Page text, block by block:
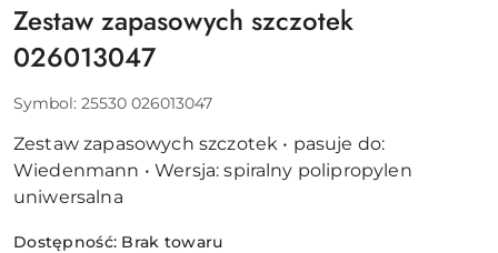
Zestaw zapasowych szczotek
026013047
Symbol: 25530 026013047
Zestaw zapasowych szczotek • pasuje do:
Wiedenmann • Wersja: spiralny polipropylen
uniwersalna
Dostępność: Brak towaru